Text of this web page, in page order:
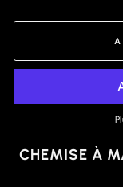
CHEMISE À